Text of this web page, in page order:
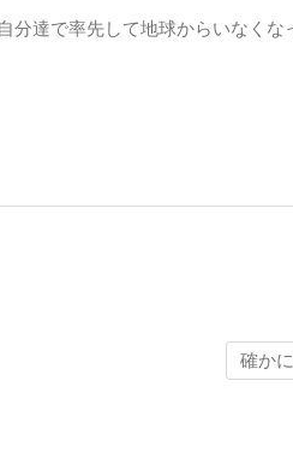
分達で率先して地球からいなくな
確か